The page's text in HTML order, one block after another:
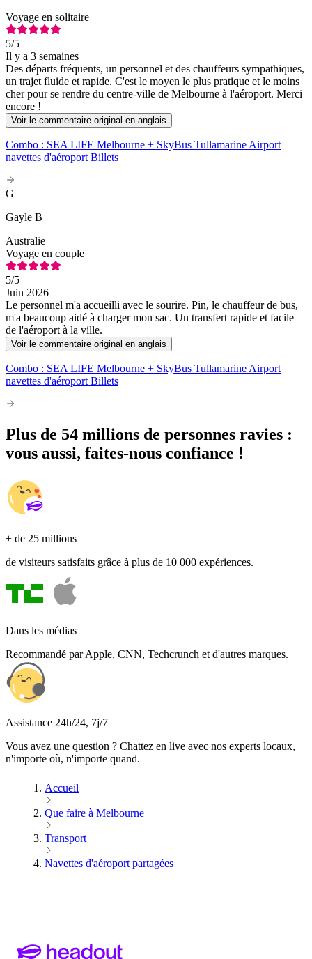
Voyage en solitaire
5/5
Il y a 3 semaines
Des départs fréquents, un personnel et des chauffeurs sympathiques,
un trajet fluide et rapide. C'est le moyen le plus pratique et le moins
cher pour se rendre du centre-ville de Melbourne à l'aéroport. Merci
encore !
Voir le commentaire original en anglais
Combo : SEA LIFE Melbourne + SkyBus Tullamarine Airport
navettes d'aéroport Billets
G
Gayle B
Australie
Voyage en couple
5/5
Juin 2026
Le personnel m'a accueilli avec le sourire. Pin, le chauffeur de bus,
m'a beaucoup aidé à charger mon sac. Un transfert rapide et facile
de l'aéroport à la ville.
Voir le commentaire original en anglais
Combo : SEA LIFE Melbourne + SkyBus Tullamarine Airport
navettes d'aéroport Billets
Plus de 54 millions de personnes ravies :
vous aussi, faites-nous confiance !
+ de 25 millions
de visiteurs satisfaits grâce à plus de 10 000 expériences.
Dans les médias
Recommandé par Apple, CNN, Techcrunch et d'autres marques.
Assistance 24h/24, 7j/7
Vous avez une question ? Chattez en live avec nos experts locaux,
n'importe où, n'importe quand.
Accueil
Que faire à Melbourne
Transport
Navettes d'aéroport partagées